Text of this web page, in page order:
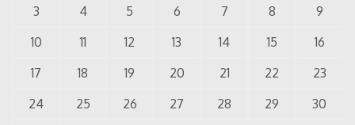
3
4 5 6 7 8
9
10
11 12 13 14 15
16
17
18 19 20 21 22
23
24
25 26 27 28 29
30